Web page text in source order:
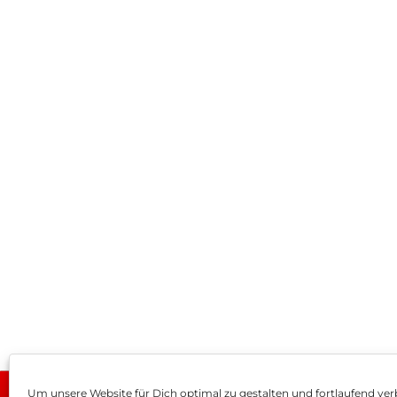
Um unsere Website für Dich optimal zu gestalten und fortlaufend